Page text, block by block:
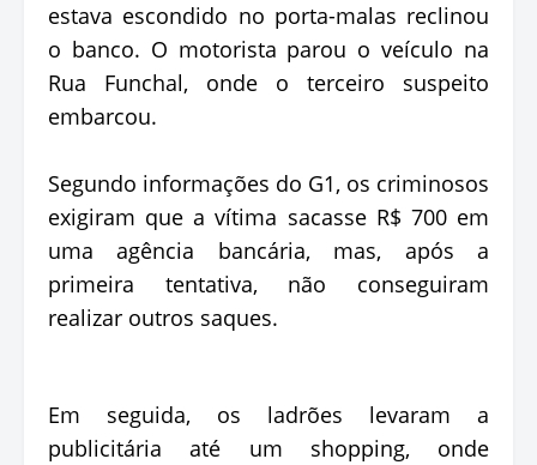
estava escondido no porta-malas reclinou
o banco. O motorista parou o veículo na
Rua Funchal, onde o terceiro suspeito
embarcou.
Segundo informações do G1, os criminosos
exigiram que a vítima sacasse R$ 700 em
uma agência bancária, mas, após a
primeira tentativa, não conseguiram
realizar outros saques.
Em seguida, os ladrões levaram a
publicitária até um shopping, onde